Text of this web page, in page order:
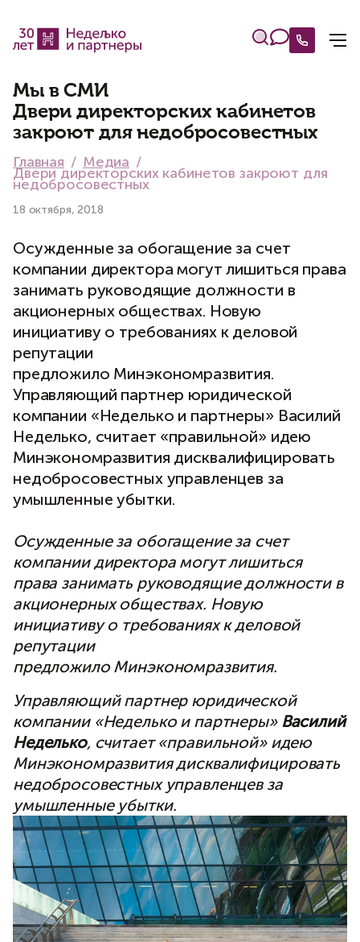
Мы в СМИ
Двери директорских кабинетов
закроют для недобросовестных
Главная Медиа
Двери директорских кабинетов закроют для
недобросовестных
18 октября, 2018
Осужденные за обогащение за счет
компании директора могут лишиться права
занимать руководящие должности в
акционерных обществах. Новую
инициативу о требованиях к деловой
репутации
предложило Минэкономразвития.
Управляющий партнер юридической
компании «Неделько и партнеры» Василий
Неделько, считает «правильной» идею
Минэкономразвития дисквалифицировать
недобросовестных управленцев за
умышленные убытки.
Осужденные за обогащение за счет
компании директора могут лишиться
права занимать руководящие должности в
акционерных обществах. Новую
инициативу о требованиях к деловой
репутации
предложило Минэкономразвития.
Управляющий партнер юридической
компании «Неделько и партнеры» Василий
Неделько, считает «правильной» идею
Минэкономразвития дисквалифицировать
недобросовестных управленцев за
умышленные убытки.